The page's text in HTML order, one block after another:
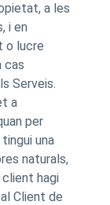
a les
i en
o lucre
cas
Serveis.
a
per
una
naturals,
hagi
Client de